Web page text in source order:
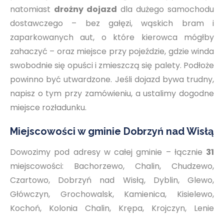
natomiast drożny dojazd dla dużego samochodu
dostawczego – bez gałęzi, wąskich bram i
zaparkowanych aut, o które kierowca mógłby
zahaczyć – oraz miejsce przy pojeździe, gdzie winda
swobodnie się opuści i zmieszczą się palety. Podłoże
powinno być utwardzone. Jeśli dojazd bywa trudny,
napisz o tym przy zamówieniu, a ustalimy dogodne
miejsce rozładunku.
Miejscowości w gminie Dobrzyń nad Wisłą
Dowozimy pod adresy w całej gminie – łącznie 31
miejscowości: Bachorzewo, Chalin, Chudzewo,
Czartowo, Dobrzyń nad Wisłą, Dyblin, Glewo,
Główczyn, Grochowalsk, Kamienica, Kisielewo,
Kochoń, Kolonia Chalin, Krępa, Krojczyn, Lenie